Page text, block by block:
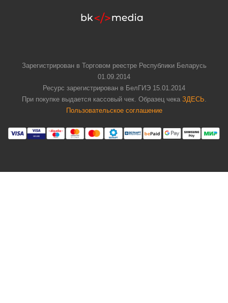
Зарегистрирован в Торговом реестре Республики Беларусь
01.09.2014
Ресурс зарегистрирован в БелГИЭ 15.01.2014
При покупке выдается кассовый чек. Образец чека ЗДЕСЬ
Пользовательское соглашение